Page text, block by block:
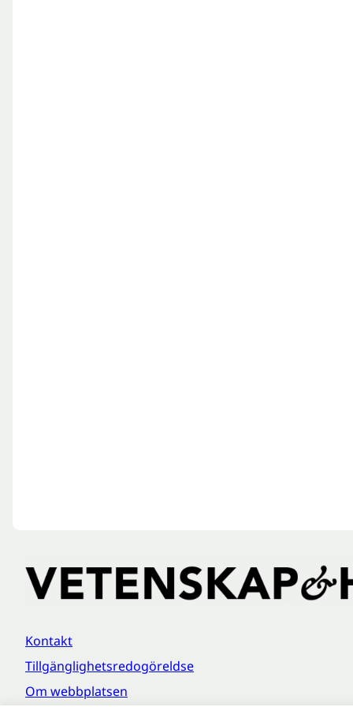
Kontakt
Tillgänglighetsredogöreldse
Om webbplatsen